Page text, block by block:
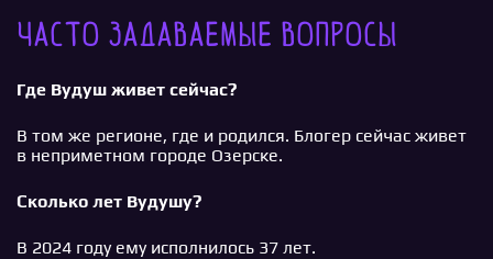
Часто задаваемые вопросы
Где Вудуш живет сейчас?
В том же регионе, где и родился. Блогер сейчас живет
в неприметном городе Озерске.
Сколько лет Вудушу?
В 2024 году ему исполнилось 37 лет.